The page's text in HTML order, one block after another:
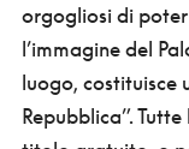
orgogliosi di
l’immagine del
luogo, costituisce
Repubblica”.